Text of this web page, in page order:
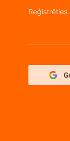
Reģistrēties